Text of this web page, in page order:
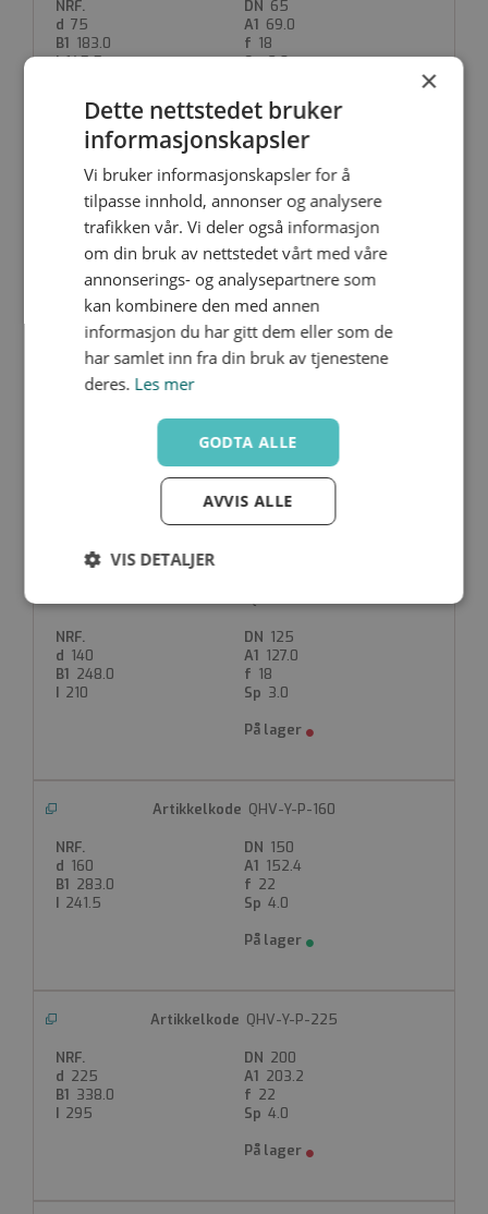
65
75
69.0
183.0
18
145.5
3.0
QHV-Y-P-090
80
90
80.0
198.0
18
101.6
18
3.0
125
140
127.0
248.0
18
210
3.0
QHV-Y-P-160
150
160
152.4
283.0
22
241.5
4.0
QHV-Y-P-225
200
225
203.2
338.0
22
295
4.0
×
Dette nettstedet bruker
informasjonskapsler
Vi bruker informasjonskapsler for å
tilpasse innhold, annonser og analysere
trafikken vår. Vi deler også informasjon
om din bruk av nettstedet vårt med våre
annonserings- og analysepartnere som
kan kombinere den med annen
informasjon du har gitt dem eller som de
har samlet inn fra din bruk av tjenestene
deres. Les mer
GODTA ALLE
AVVIS ALLE
VIS DETALJER
Strengt
Ytelse Målretting
Ytelse
Ugradert
Strengt nødvendige informasjonskapsler tillater
kjernefunksjoner på nettstedet, som
Domene
__cf_bm
Cloudflare Inc.